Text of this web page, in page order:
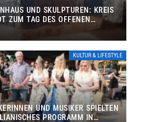
UND SKULPTUREN: KREIS
ZUM TAG DES OFFENEN
KULTUR & LIFESTYLE
UND MUSIKER SPIELTEN
PROGRAMM IN